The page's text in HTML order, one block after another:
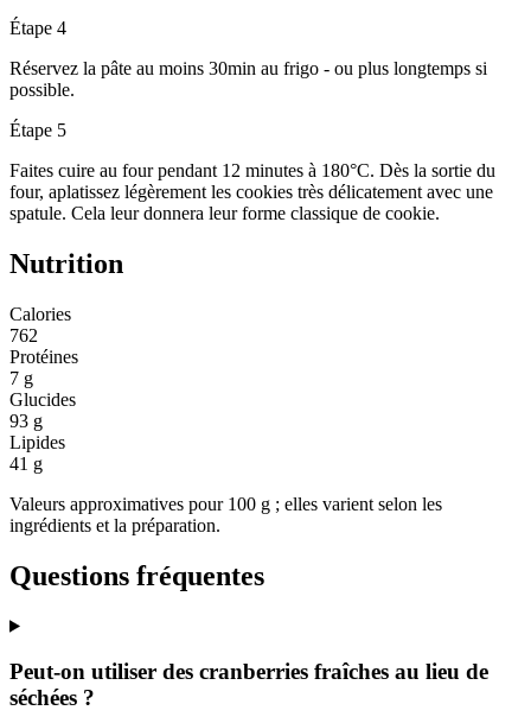
Étape 4
Réservez la pâte au moins 30min au frigo - ou plus longtemps si
possible.
Étape 5
Faites cuire au four pendant 12 minutes à 180°C. Dès la sortie du
four, aplatissez légèrement les cookies très délicatement avec une
spatule. Cela leur donnera leur forme classique de cookie.
Nutrition
Calories
762
Protéines
7 g
Glucides
93 g
Lipides
41 g
Valeurs approximatives pour 100 g ; elles varient selon les
ingrédients et la préparation.
Questions fréquentes
Peut-on utiliser des cranberries fraîches au lieu de
séchées ?